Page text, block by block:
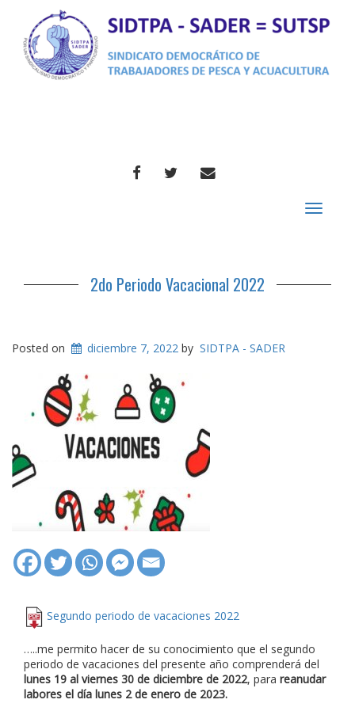
FACEBOOKTWITTERCORREO
Toggle
2do Periodo Vacacional 2022
Posted on diciembre 7, 2022 by SIDTPA - SADER
Segundo periodo de vacaciones 2022
…..me permito hacer de su conocimiento que el segundo
periodo de vacaciones del presente año comprenderá del
lunes 19 al viernes 30 de diciembre de 2022, para reanudar
labores el día lunes 2 de enero de 2023.